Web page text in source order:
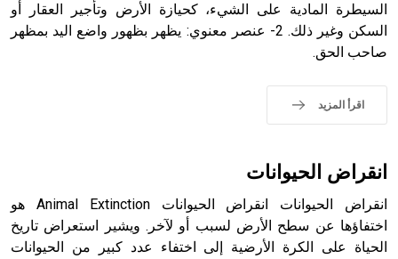
حيث تقتصر القيمة الصوتية للعلامة الك
السيطرة المادية على الشيء، كحيازة الأرض وتأجير العقار أو
السكن وغير ذلك. 2- عنصر معنوي: يظهر بظهور واضع اليد بمظهر
صاحب الحق.
اقرأ المزيد
انقراض الحيوانات
انقراض الحيوانات انقراض الحيوانات Animal Extinction هو
اختفاؤها عن سطح الأرض لسبب أو لآخر. ويشير استعراض تاريخ
الحياة على الكرة الأرضية إلى اختفاء عدد كبير من الحيوانات